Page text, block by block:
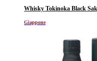
Whisky Tokinoka Black
Giappone